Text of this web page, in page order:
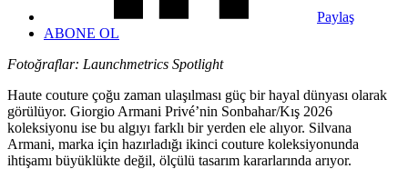
Paylaş
ABONE OL
Fotoğraflar: Launchmetrics Spotlight
Haute couture çoğu zaman ulaşılması güç bir hayal dünyası olarak
görülüyor. Giorgio Armani Privé’nin Sonbahar/Kış 2026
koleksiyonu ise bu algıyı farklı bir yerden ele alıyor. Silvana
Armani, marka için hazırladığı ikinci couture koleksiyonunda
ihtişamı büyüklükte değil, ölçülü tasarım kararlarında arıyor.